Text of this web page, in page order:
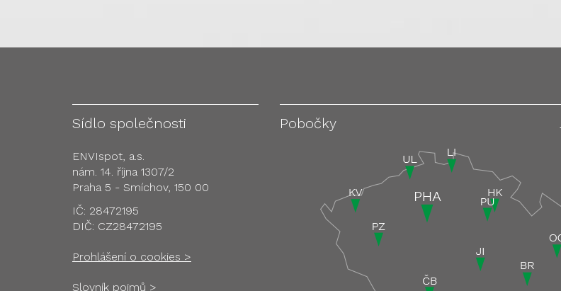
Sídlo společnosti
ENVIspot, a.s.
nám. 14. října 1307/2
Praha 5 - Smíchov, 150 00
IČ: 28472195
DIČ: CZ28472195
Prohlášení o cookies >
Slovník pojmů >
Pobočky